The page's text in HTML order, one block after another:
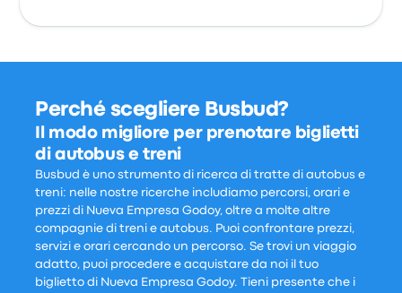
Perché scegliere Busbud?
Il modo migliore per prenotare biglietti
di autobus e treni
Busbud è uno strumento di ricerca di tratte di autobus e
treni: nelle nostre ricerche includiamo percorsi, orari e
prezzi di Nueva Empresa Godoy, oltre a molte altre
compagnie di treni e autobus. Puoi confrontare prezzi,
servizi e orari cercando un percorso. Se trovi un viaggio
adatto, puoi procedere e acquistare da noi il tuo
biglietto di Nueva Empresa Godoy. Tieni presente che i